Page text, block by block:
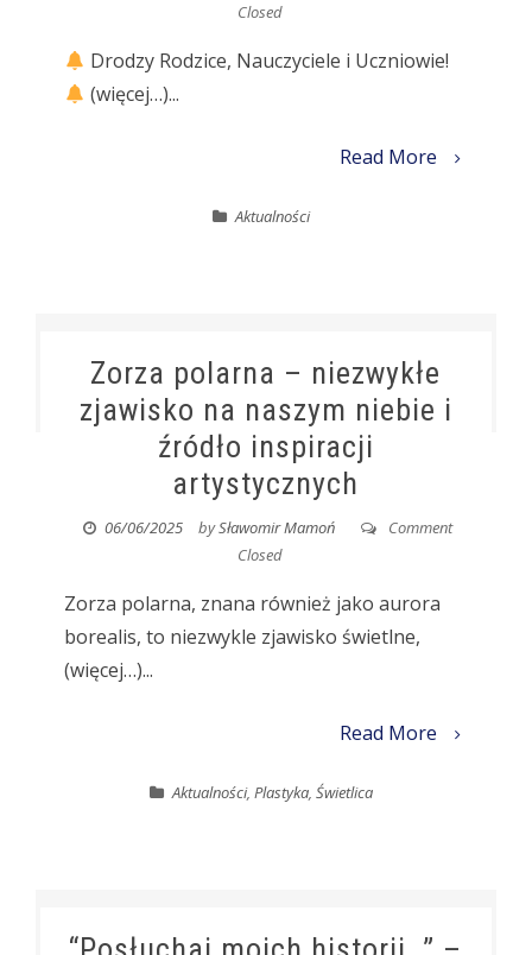
Closed
Drodzy Rodzice, Nauczyciele i Uczniowie!
(więcej…)...
Read More
Aktualności
Zorza polarna – niezwykłe
zjawisko na naszym niebie i
źródło inspiracji
artystycznych
06/06/2025 bySławomir Mamoń
Comment
Closed
Zorza polarna, znana również jako aurora
borealis, to niezwykle zjawisko świetlne,
(więcej…)...
Read More
Aktualności,Plastyka,Świetlica